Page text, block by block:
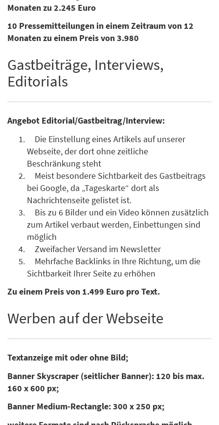
Monaten zu 2.245 Euro
10 Pressemitteilungen in einem Zeitraum von 12
Monaten zu einem Preis von 3.980
Gastbeiträge, Interviews,
Editorials
Angebot Editorial/Gastbeitrag/Interview:
Die Einstellung eines Artikels auf unserer
Webseite, der dort ohne zeitliche
Beschränkung steht
Meist besondere Sichtbarkeit des Gastbeitrags
bei Google, da „Tageskarte“ dort als
Nachrichtenseite gelistet ist.
Bis zu 6 Bilder und ein Video können zusätzlich
zum Artikel verbaut werden, Einbettungen sind
möglich
Zweifacher Versand im Newsletter
Mehrfache Backlinks in Ihre Richtung, um die
Sichtbarkeit Ihrer Seite zu erhöhen
Zu einem Preis von 1.499 Euro pro Text.
Werben auf der Webseite
Textanzeige mit oder ohne Bild;
Banner Skyscraper (seitlicher Banner): 120 bis max.
160 x 600 px;
Banner Medium-Rectangle: 300 x 250 px;